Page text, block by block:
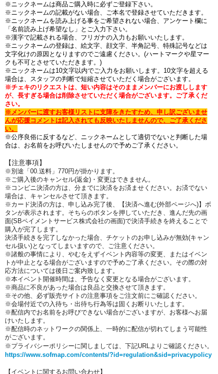
※ニックネームは商品ご購入時に必ずご登録下さい。
※ニックネームの記載がない場合、ご本名で登録させていただきます。
※ニックネームを読み上げる事をご希望されない場合、アンケート欄に
「名前読み上げ希望なし」とご入力下さい。
※漢字で記載される場合、フリガナの入力もお願いいたします。
※ニックネームの登録は、絵文字、顔文字、半角記号、特殊記号などは
文字化けの原因となりますのでご遠慮ください。(ハートマークや星マー
クも不可とさせていただきます。)
※ニックネームは10文字以内でご入力をお願いします。10文字を超える
場合は、スタッフの判断で短縮させていただく場合がございます。
※チェキのリクエストは、短い内容はそのままメンバーにお渡しします
が、長すぎる場合は削除させていただく場合がございます。ご了承くだ
さい。
※メンバーに渡すお客様リストに支障をきたすため、申し訳ございませ
んが応援コメントは記入されても反映いたしませんので、ご了承くださ
い。
※公序良俗に反するなど、ニックネームとして適切でないと判断した場
合は、お名前をお呼びいたしませんので予めご了承ください。
【注意事項】
※別途「00.送料」770円が掛かります。
※ご購入後のキャンセル(返金)・変更はできません。
※コンビニ決済の方は、分までに決済をお済ませください。お済でない
場合は、キャンセルさせて頂きます。
※カード決済の方は、申し込み完了後、【決済へ進む(外部ページへ)】ボ
タンが表示されます。そちらのボタンを押していただき、進んだ先の画
面(SBペイメントサービス株式会社の画面)で決済手続きを終えることで
購入が完了します。
決済手続きを完了しなかった場合、チケットのお申し込みが無効(キャン
セル扱い)となってしまいますので、ご注意ください。
※諸般の事情により、やむをえずイベント内容等の変更、またはイベン
トが中止となる場合がございますので予めご了承ください。その際の対
応方法については後日ご案内致します。
※本イベント開催時間は、予告なく変更となる場合がございます。
※商品に不良があった場合は良品と交換させて頂きます。
※その他、必ず販売サイトの注意事項をご注文前にご確認ください。
※会場付近での入待ち・出待ち行為等は固くお断りいたします。
※配信内でお名前をお呼びできない場合がございますが、お客様へお届
けいたします。
※配信時のネットワークの関係上、一時的に配信が切れてしまう可能性
がございます。
※プライバシーポリシーに関しましては、下記URLよりご確認ください。
https://www.sofmap.com/contents/?id=regulation&sid=privacypolicy
【イベントに関するお問い合わせ】